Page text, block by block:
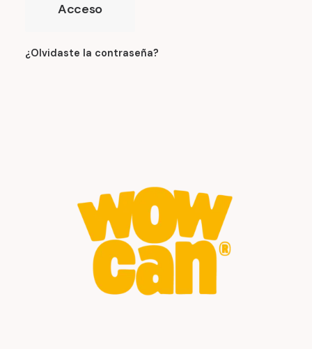
Acceso
¿Olvidaste la contraseña?